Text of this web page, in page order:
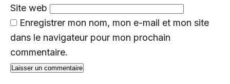
Site web
Enregistrer mon nom, mon e-mail et mon site
dans le navigateur pour mon prochain
commentaire.